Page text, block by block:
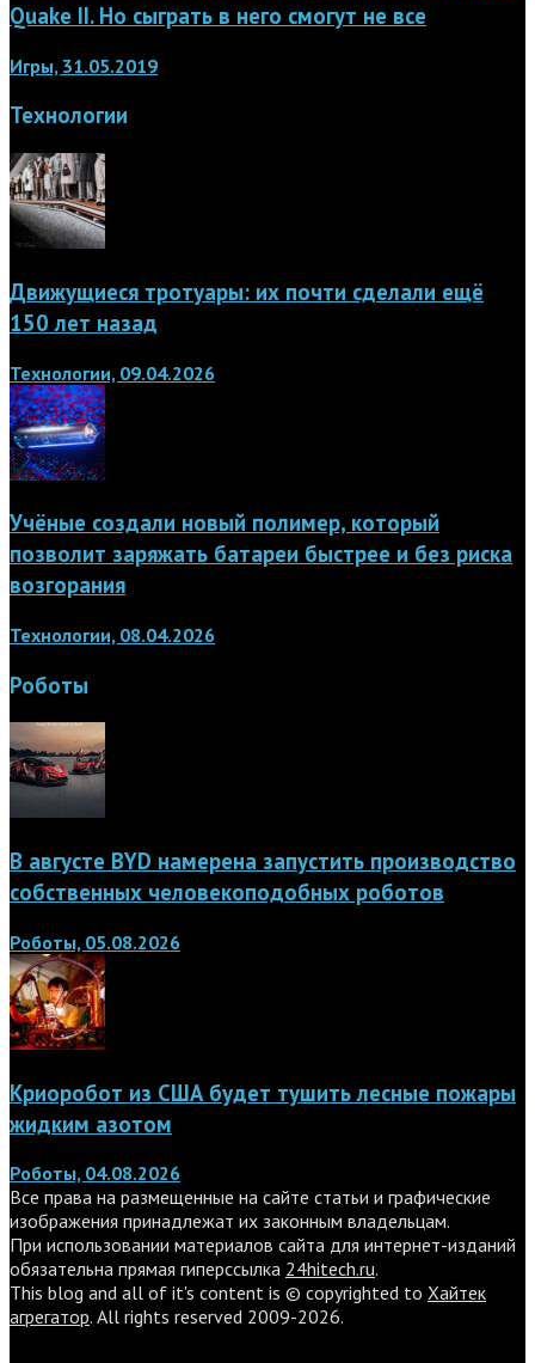
Quake II. Но сыграть в него смогут не все
Игры, 31.05.2019
Технологии
Движущиеся тротуары: их почти сделали ещё
150 лет назад
Технологии, 09.04.2026
Учёные создали новый полимер, который
позволит заряжать батареи быстрее и без риска
возгорания
Технологии, 08.04.2026
Роботы
В августе BYD намерена запустить производство
собственных человекоподобных роботов
Роботы, 05.08.2026
Криоробот из США будет тушить лесные пожары
жидким азотом
Роботы, 04.08.2026
Все права на размещенные на сайте статьи и графические
изображения принадлежат их законным владельцам.
При использовании материалов сайта для интернет-изданий
обязательна прямая гиперссылка 24hitech.ru.
This blog and all of it's content is © copyrighted to Хайтек
агрегатор. All rights reserved 2009-2026.